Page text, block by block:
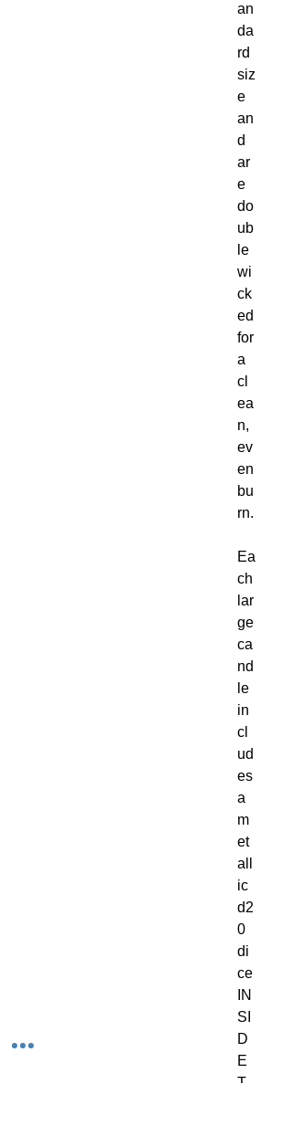
an
da
rd
siz
e
an
d
ar
e
do
ub
le
wi
ck
ed
for
a
cl
ea
n,
ev
en
bu
rn.
Ea
ch
lar
ge
ca
nd
le
in
cl
ud
es
a
m
et
all
ic
d2
0
di
ce
IN
SI
D
E
T